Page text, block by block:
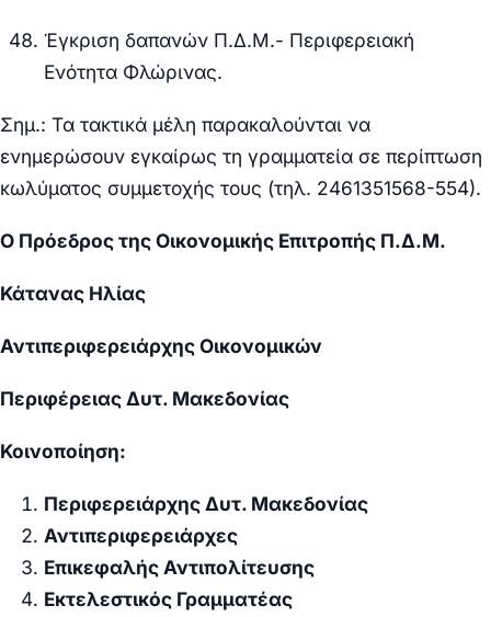
Έγκριση δαπανών Π.Δ.Μ.- Περιφερειακή
Ενότητα Φλώρινας.
Σημ.: Τα τακτικά μέλη παρακαλούνται να
ενημερώσουν εγκαίρως τη γραμματεία σε περίπτωση
κωλύματος συμμετοχής τους (τηλ. 2461351568-554).
Ο Πρόεδρος της Οικονομικής Επιτροπής Π.Δ.Μ.
Κάτανας Ηλίας
Αντιπεριφερειάρχης Οικονομικών
Περιφέρειας Δυτ. Μακεδονίας
Κοινοποίηση:
Περιφερειάρχης Δυτ. Μακεδονίας
Αντιπεριφερειάρχες
Επικεφαλής Αντιπολίτευσης
Εκτελεστικός Γραμματέας